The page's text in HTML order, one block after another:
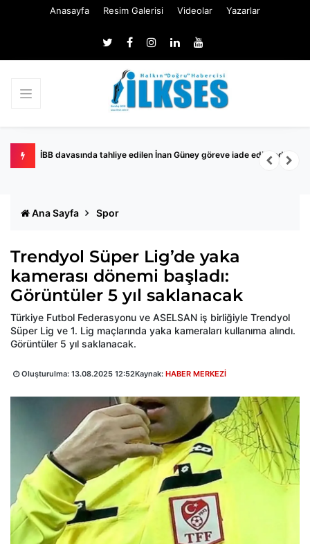
Anasayfa Resim Galerisi Videolar Yazarlar
İBB davasında tahliye edilen İnan Güney göreve iade edilmedi
Ana Sayfa Spor
Trendyol Süper Lig’de yaka
kamerası dönemi başladı:
Görüntüler 5 yıl saklanacak
Türkiye Futbol Federasyonu ve ASELSAN iş birliğiyle Trendyol
Süper Lig ve 1. Lig maçlarında yaka kameraları kullanıma alındı.
Görüntüler 5 yıl saklanacak.
Oluşturulma: 13.08.2025 12:52Kaynak: HABER MERKEZİ